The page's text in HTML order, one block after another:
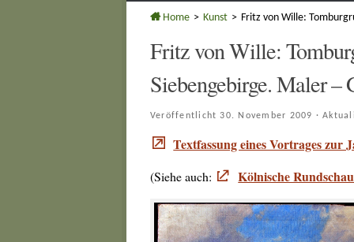
Home > Kunst > Fritz von Wille:
Fritz von Wille:
Siebengebirge. Maler –
Veröffentlicht30. November 2009 ·
Textfassung eines Vortrages zur
(Siehe auch: Kölnische